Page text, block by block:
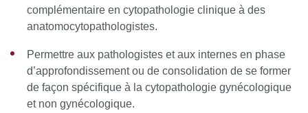
Pour vous inscrire, déposez votre candidature sur
C@nditOnLine
complémentaire en cytopathologie clinique à des
anatomocytopathologistes.
Permettre aux pathologistes et aux internes en phase
d’approfondissement ou de consolidation de se former
de façon spécifique à la cytopathologie gynécologique
et non gynécologique.